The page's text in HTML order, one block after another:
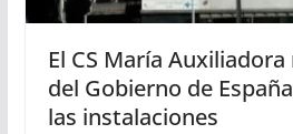
El CS María
del Gobierno de
las instalaciones